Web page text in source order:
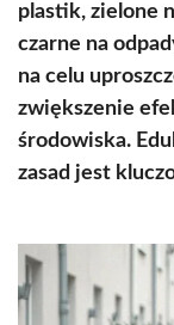
plastik, zielone
czarne na
na celu
zwiększenie
środowiska.
zasad jest